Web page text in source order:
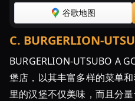
谷歌地图
C. BURGERLION-
BURGERLION-UTSUBO A
堡店，以其丰富多样的菜单
里的汉堡不仅美味，而且分